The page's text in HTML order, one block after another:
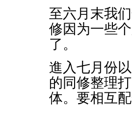
至六月末我
修因为一些
了。
進入七月份
的同修整理
体。要相互